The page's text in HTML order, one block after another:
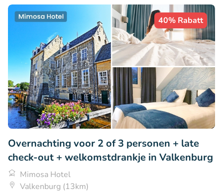
40% Rabatt
Overnachting voor 2 of 3 personen + late
check-out + welkomstdrankje in Valkenburg
Mimosa Hotel
Valkenburg (13km)